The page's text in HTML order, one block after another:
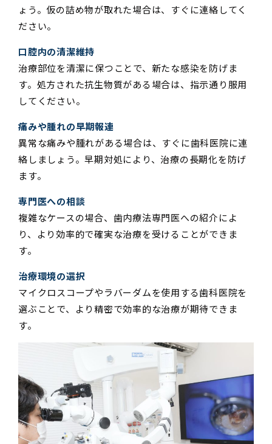
ょう。仮の詰め物が取れた場合は、すぐに連絡してく
ださい。
口腔内の清潔維持
治療部位を清潔に保つことで、新たな感染を防げま
す。処方された抗生物質がある場合は、指示通り服用
してください。
痛みや腫れの早期報連
異常な痛みや腫れがある場合は、すぐに歯科医院に連
絡しましょう。早期対処により、治療の長期化を防げ
ます。
専門医への相談
複雑なケースの場合、歯内療法専門医への紹介によ
り、より効率的で確実な治療を受けることができま
す。
治療環境の選択
マイクロスコープやラバーダムを使用する歯科医院を
選ぶことで、より精密で効率的な治療が期待できま
す。